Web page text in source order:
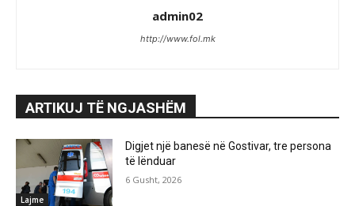
admin02
http://www.fol.mk
ARTIKUJ TË NGJASHËM
Lajme
Digjet një banesë në Gostivar, tre persona
të lënduar
6 Gusht, 2026